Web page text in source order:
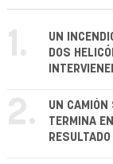
1.
UN
DOS
2.
UN CAMIÓN
TERMINA